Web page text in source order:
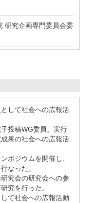
研究企画専門委員会委
して社会への広報活
投稿WG委員、実行
果の社会への広報活
ポジウムを開催し、
なった。
究会の研究会への参
究を行った。
て社会への広報活動